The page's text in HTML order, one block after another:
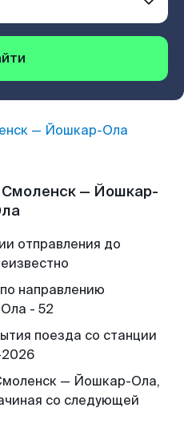
— Йошкар-Ола
— Йошкар-
отправления до
направлению
- 52
поезда со станции
— Йошкар-Ола,
со следующей